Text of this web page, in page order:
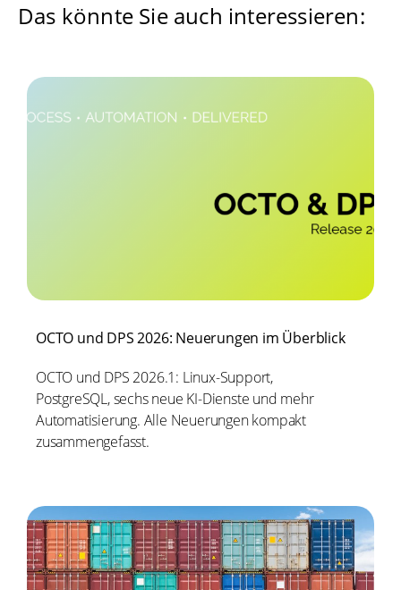
Das könnte Sie auch interessieren:
OCTO und DPS 2026: Neuerungen im Überblick
OCTO und DPS 2026.1: Linux-Support,
PostgreSQL, sechs neue KI-Dienste und mehr
Automatisierung. Alle Neuerungen kompakt
zusammengefasst.